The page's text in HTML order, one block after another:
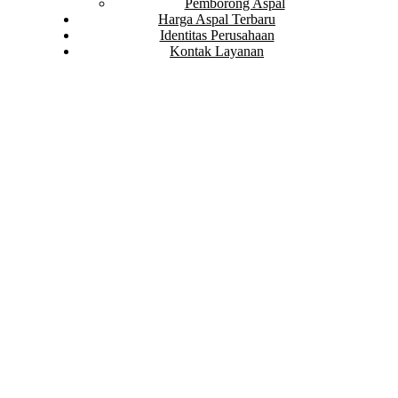
Pemborong Aspal
Harga Aspal Terbaru
Identitas Perusahaan
Kontak Layanan